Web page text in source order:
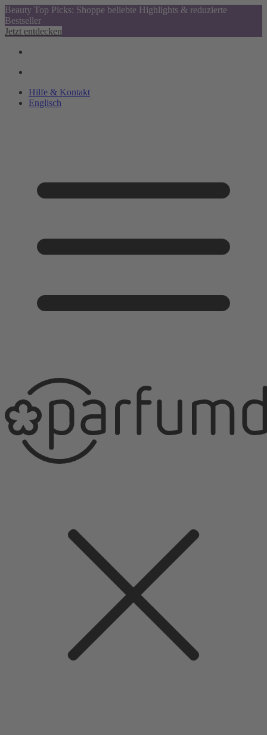
Beauty Top Picks: Shoppe beliebte Highlights & reduzierte
Bestseller
Jetzt entdecken
Hilfe & Kontakt
Englisch